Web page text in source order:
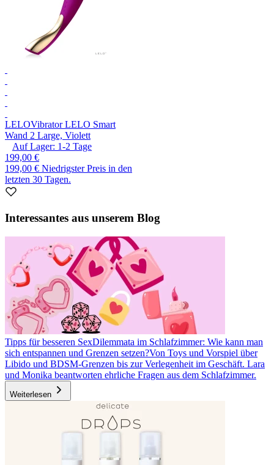
LELOVibrator LELO Smart
Wand 2 Large, Violett
Auf Lager: 1-2 Tage
199,00 €
199,00 € Niedrigster Preis in den
letzten 30 Tagen.
Interessantes aus unserem Blog
Tipps für besseren SexDilemmata im Schlafzimmer: Wie kann man
sich entspannen und Grenzen setzen?Von Toys und Vorspiel über
Libido und BDSM-Grenzen bis zur Verlegenheit im Geschäft. Lara
und Monika beantworten ehrliche Fragen aus dem Schlafzimmer.
Weiterlesen